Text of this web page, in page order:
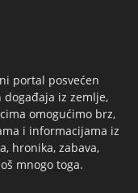
portal posvećen
iz zemlje,
omogućimo brz,
i informacijama iz
hronika, zabava,
mnogo toga.